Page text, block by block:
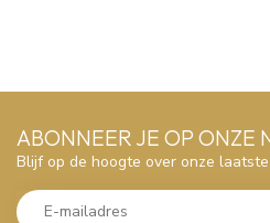
ABONNEER JE OP ONZE
Blijf op de hoogte over onze